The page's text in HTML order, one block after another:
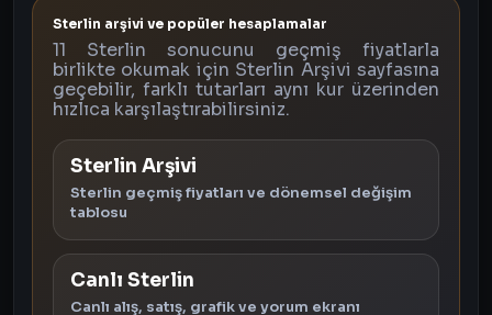
Sterlin arşivi ve popüler hesaplamalar
11 Sterlin sonucunu geçmiş fiyatlarla
birlikte okumak için Sterlin Arşivi sayfasına
geçebilir, farklı tutarları aynı kur üzerinden
hızlıca karşılaştırabilirsiniz.
Sterlin Arşivi
Sterlin geçmiş fiyatları ve dönemsel değişim
tablosu
Canlı Sterlin
Canlı alış, satış, grafik ve yorum ekranı